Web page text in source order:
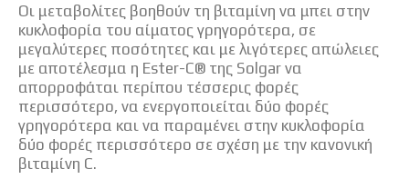
Οι μεταβολίτες βοηθούν τη βιταμίνη να μπει στην
κυκλοφορία του αίματος γρηγορότερα, σε
μεγαλύτερες ποσότητες και με λιγότερες απώλειες
με αποτέλεσμα η Ester-C® της Solgar να
απορροφάται περίπου τέσσερις φορές
περισσότερο, να ενεργοποιείται δύο φορές
γρηγορότερα και να παραμένει στην κυκλοφορία
δύο φορές περισσότερο σε σχέση με την κανονική
βιταμίνη C.